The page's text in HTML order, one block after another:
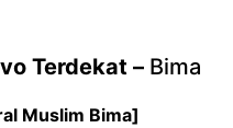
Terdekat – Bima
Muslim Bima]